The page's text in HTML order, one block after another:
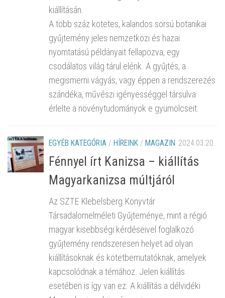
kiállításán.
A több száz kötetes, kalandos sorsú botanikai
gyűjtemény jeles nemzetközi és hazai
nyomtatású példányait fellapozva, egy
csodálatos világ tárul elénk. A gyűjtés, a
megismerni vágyás, vagy éppen a rendszerezés
szándéka, művészi igényességgel társulva
érlelte a növénytudományok e gyümölcseit.
EGYÉB KATEGÓRIA / HÍREINK / MAGAZIN 2024.03.20.
Fénnyel írt Kanizsa – kiállítás
Magyarkanizsa múltjáról
Az SZTE Klebelsberg Könyvtár
Társadalomelméleti Gyűjteménye, mint a régió
magyar kisebbségi kérdéseivel foglalkozó
gyűjtemény rendszeresen helyet ad olyan
kiállításoknak és kötetbemutatóknak, amelyek
kapcsolódnak a témához. Jelen kiállítás
esetében is így van ez. A kiállítás a délvidéki